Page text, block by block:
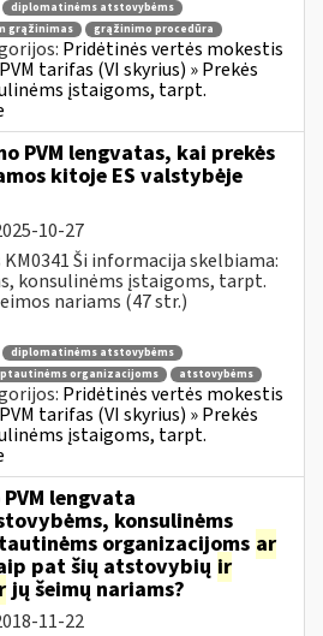
diplomatinėms atstovybėms
grąžinimas grąžinimo procedūra
Pridėtinės vertės mokestis
tarifas (VI skyrius) » Prekės
įstaigoms, tarpt.
PVM lengvatas, kai prekės
kitoje ES valstybėje
10-27
Ši informacija skelbiama:
konsulinėms įstaigoms, tarpt.
nariams (47 str.)
diplomatinėms atstovybėms
organizacijoms atstovybėms
Pridėtinės vertės mokestis
tarifas (VI skyrius) » Prekės
įstaigoms, tarpt.
lengvata
konsulinėms
organizacijoms ar
pat šių atstovybių ir
jų šeimų nariams?
11-22